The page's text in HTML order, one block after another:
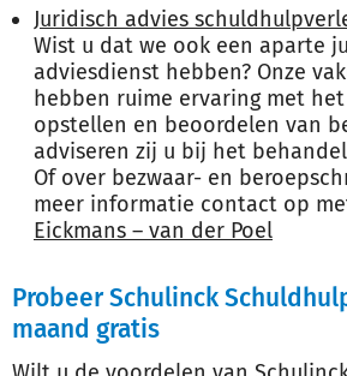
Juridisch advies
Wist u dat we ook een aparte
adviesdienst hebben? Onze
hebben ruime ervaring met
opstellen en beoordelen van
adviseren zij u bij het
Of over bezwaar- en
meer informatie contact op
Eickmans – van der Poel
Probeer Schulinck
maand gratis